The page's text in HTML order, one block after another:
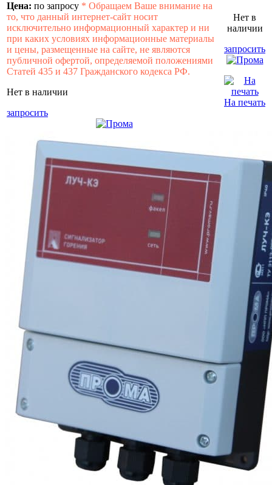
Цена: по запросу * Обращаем Ваше внимание на
то, что данный интернет-сайт носит
исключительно информационный характер и ни
при каких условиях информационные материалы
и цены, размещенные на сайте, не являются
публичной офертой, определяемой положениями
Статей 435 и 437 Гражданского кодекса РФ.
Нет в наличии
запросить
Нет в
наличии
запросить
На печать